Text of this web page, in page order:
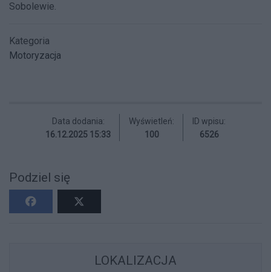
Sobolewie.
Kategoria
Motoryzacja
Data dodania:
16.12.2025 15:33
Wyświetleń:
100
ID wpisu:
6526
Podziel się
LOKALIZACJA